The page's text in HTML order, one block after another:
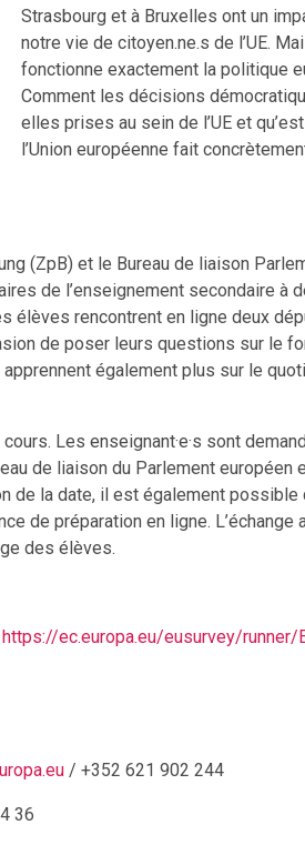
Strasbourg et à Bruxelles ont un
notre vie de citoyen.ne.s de l’UE.
fonctionne exactement la politique
Comment les décisions
elles prises au sein de l’UE et
l’Union européenne fait
(ZpB) et le Bureau de liaison
de l’enseignement secondaire à
rencontrent en ligne deux
de poser leurs questions sur le
également plus sur le
Les enseignant·e·s sont
de liaison du Parlement européen
de la date, il est également possible
de préparation en ligne. L’échange
des élèves.
https://ec.europa.eu/eusurvey/runner/
/ +352 621 902 244
36